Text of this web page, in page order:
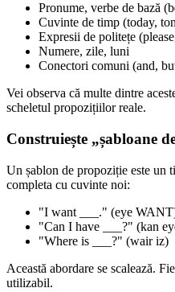
Pronume, verbe de bază
Cuvinte de timp (today,
Expresii de politețe
Numere, zile, luni
Conectori comuni (and,
Vei observa că multe dintre
scheletul propozițiilor reale.
Construiește „șabloane
Un șablon de propoziție este un
completa cu cuvinte noi:
"I want ___." (eye
"Can I have ___?" (kan
"Where is ___?" (wair iz)
Această abordare se scalează.
utilizabil.